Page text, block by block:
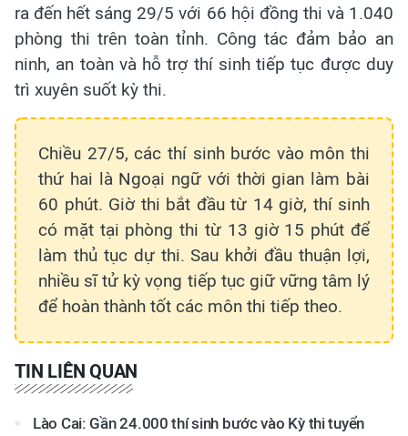
ra đến hết sáng 29/5 với 66 hội đồng thi và 1.040
phòng thi trên toàn tỉnh. Công tác đảm bảo an
ninh, an toàn và hỗ trợ thí sinh tiếp tục được duy
trì xuyên suốt kỳ thi.
Chiều 27/5, các thí sinh bước vào môn thi
thứ hai là Ngoại ngữ với thời gian làm bài
60 phút. Giờ thi bắt đầu từ 14 giờ, thí sinh
có mặt tại phòng thi từ 13 giờ 15 phút để
làm thủ tục dự thi.Sau khởi đầu thuận lợi,
nhiều sĩ tử kỳ vọng tiếp tục giữ vững tâm lý
để hoàn thành tốt các môn thi tiếp theo.
TIN LIÊN QUAN
Lào Cai: Gần 24.000 thí sinh bước vào Kỳ thi tuyển